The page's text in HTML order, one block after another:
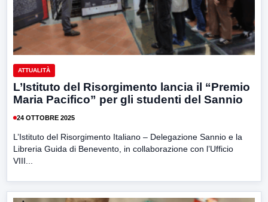
ATTUALITÀ
L’Istituto del Risorgimento lancia il “Premio
Maria Pacifico” per gli studenti del Sannio
24 OTTOBRE 2025
L’Istituto del Risorgimento Italiano – Delegazione Sannio e la
Libreria Guida di Benevento, in collaborazione con l’Ufficio
VIII...